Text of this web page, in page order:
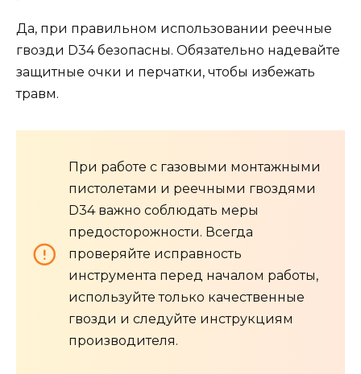
Да, при правильном использовании реечные
гвозди D34 безопасны. Обязательно надевайте
защитные очки и перчатки, чтобы избежать
травм.
При работе с газовыми монтажными
пистолетами и реечными гвоздями
D34 важно соблюдать меры
предосторожности. Всегда
проверяйте исправность
инструмента перед началом работы,
используйте только качественные
гвозди и следуйте инструкциям
производителя.